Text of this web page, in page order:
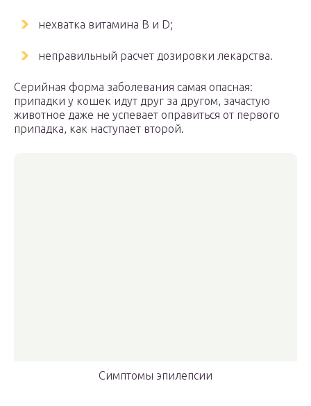
нехватка витамина B и D;
неправильный расчет дозировки лекарства.
Серийная форма заболевания самая опасная:
припадки у кошек идут друг за другом, зачастую
животное даже не успевает оправиться от первого
припадка, как наступает второй.
Симптомы эпилепсии